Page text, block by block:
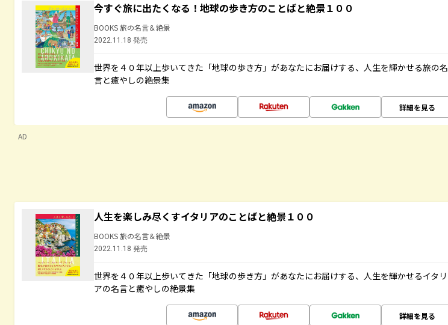
今すぐ旅に出たくなる！地球の歩き方のことばと絶景１００
BOOKS 旅の名言＆絶景
2022.11.18 発売
世界を４０年以上歩いてきた「地球の歩き方」があなたにお届けする、人生を輝かせる旅の名
言と癒やしの絶景集
詳細を見る
AD
人生を楽しみ尽くすイタリアのことばと絶景１００
BOOKS 旅の名言＆絶景
2022.11.18 発売
世界を４０年以上歩いてきた「地球の歩き方」があなたにお届けする、人生を輝かせるイタリ
アの名言と癒やしの絶景集
詳細を見る